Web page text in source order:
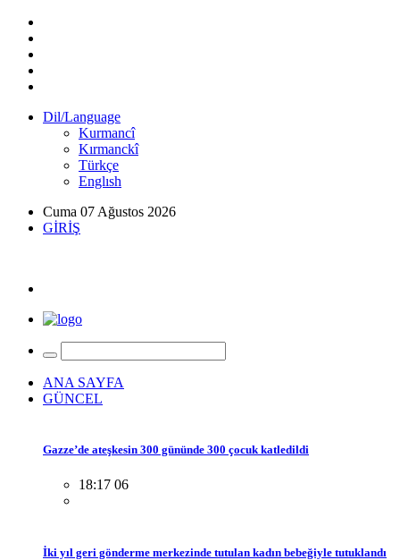
Dil/Language
Kurmancî
Kırmanckî
Türkçe
Englısh
Cuma 07 Ağustos 2026
GİRİŞ
ANA SAYFA
GÜNCEL
Gazze’de ateşkesin 300 gününde 300 çocuk katledildi
18:17 06
İki yıl geri gönderme merkezinde tutulan kadın bebeğiyle tutuklandı